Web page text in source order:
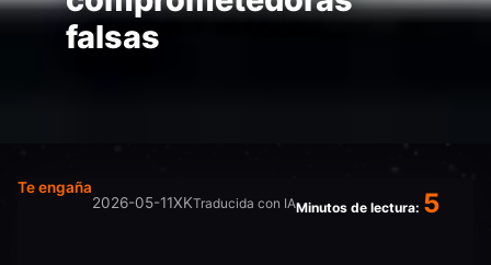
falsas
Te engaña
2026-05-11XKTraducida con IAMinutos de lectura: 5